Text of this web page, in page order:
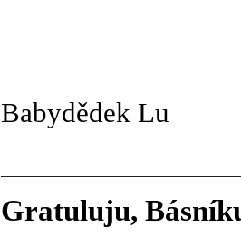
Babydědek Lu
Gratuluju,